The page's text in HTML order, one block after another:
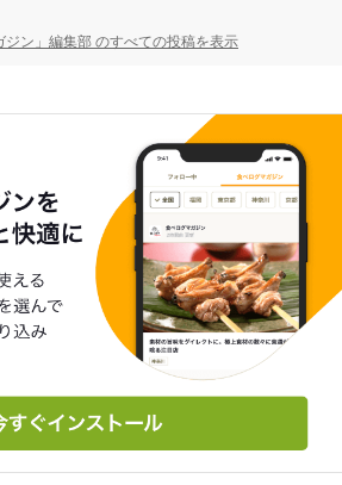
ジン」編集部 のすべての投稿を表示